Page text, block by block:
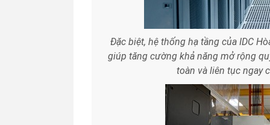
Đặc biệt, hệ thống hạ tầng của IDC
giúp tăng cường khả năng mở rộng
toàn và liên tục ngay